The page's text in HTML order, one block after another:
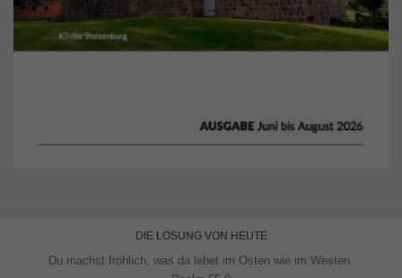
DIE LOSUNG VON HEUTE
Du machst fröhlich, was da lebet im Osten wie im Westen.